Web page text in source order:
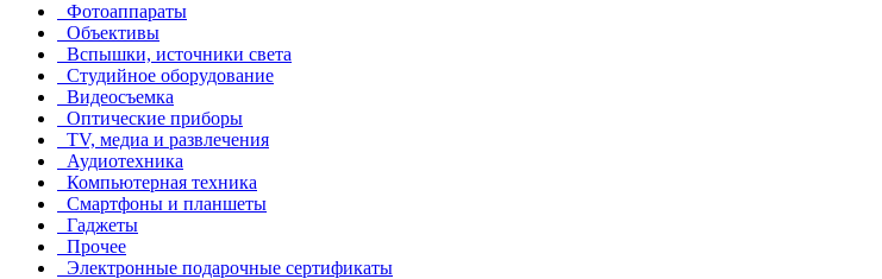
Фотоаппараты
Объективы
Вспышки, источники света
Студийное оборудование
Видеосъемка
Оптические приборы
TV, медиа и развлечения
Аудиотехника
Компьютерная техника
Смартфоны и планшеты
Гаджеты
Прочее
Электронные подарочные сертификаты